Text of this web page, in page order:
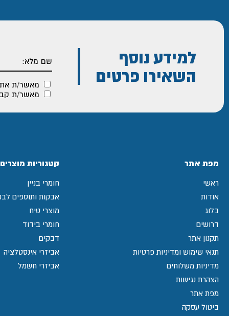
למידע נוסף
השאירו פרטים
מאשר/ת
מאשר/ת
מפת אתר
ראשי
אודות
בלוג
דרושים
תקנון אתר
תנאי שימוש ומדיניות פרטיות
מדיניות משלוחים
הצהרת נגישות
מפת אתר
ביטול עסקה
קטגוריות מוצרים
חומרי בניין
אבקות ותוספים
מוצרי טיח
חומרי בידוד
דבקים
אביזרי אינסטלציה
אביזרי חשמל